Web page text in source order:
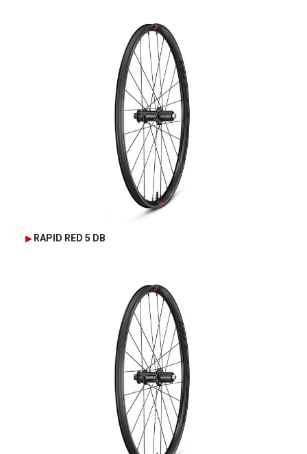
RAPID RED 5 DB